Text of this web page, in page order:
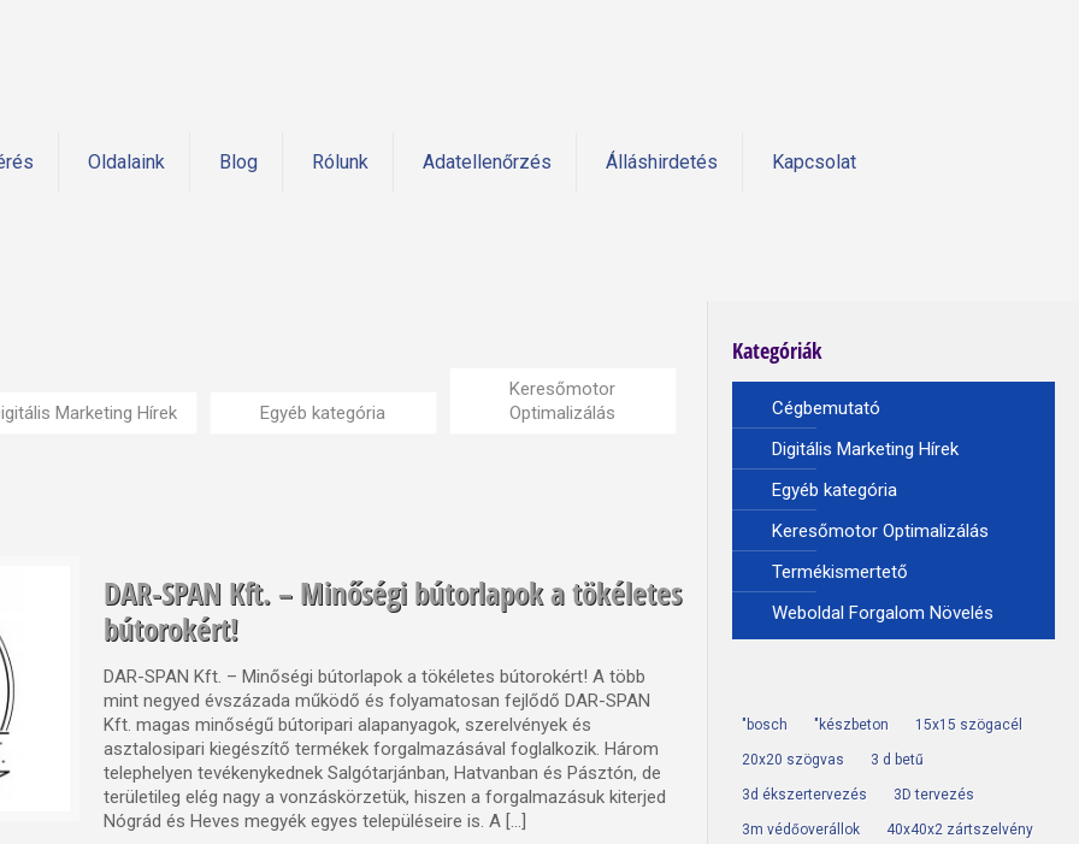
Oldalaink Blog Rólunk Adatellenőrzés Álláshirdetés Kapcsolat
Marketing Hírek Egyéb kategória
Keresőmotor
Optimalizálás
DAR-SPAN Kft. – Minőségi bútorlapok a tökéletes
bútorokért!
DAR-SPAN Kft. – Minőségi bútorlapok a tökéletes bútorokért! A több
mint negyed évszázada működő és folyamatosan fejlődő DAR-SPAN
Kft. magas minőségű bútoripari alapanyagok, szerelvények és
asztalosipari kiegészítő termékek forgalmazásával foglalkozik. Három
telephelyen tevékenykednek Salgótarjánban, Hatvanban és Pásztón, de
területileg elég nagy a vonzáskörzetük, hiszen a forgalmazásuk kiterjed
Nógrád és Heves megyék egyes településeire is. A […]
Kategóriák
Cégbemutató
Digitális Marketing Hírek
Egyéb kategória
Keresőmotor Optimalizálás
Termékismertető
Weboldal Forgalom Növelés
"bosch "készbeton 15x15 szögacél
20x20 szögvas 3 d betű
3d ékszertervezés 3D tervezés
3m védőoverállok 40x40x2 zártszelvény